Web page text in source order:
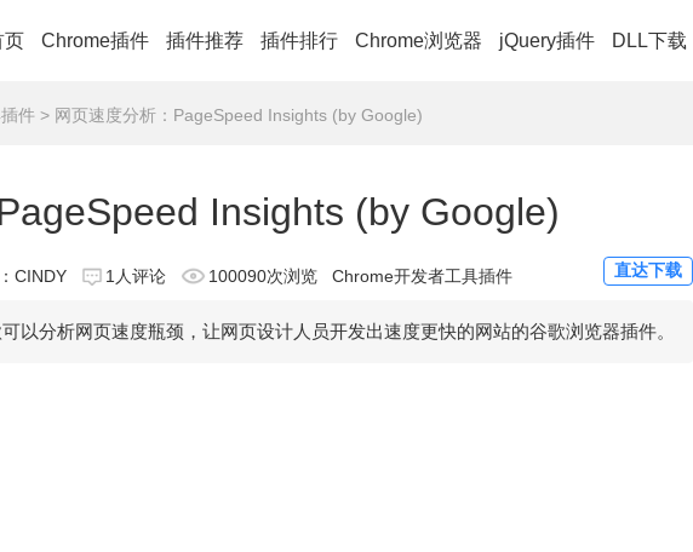
页 Chrome插件 插件推荐 插件排行 Chrome浏览器 jQuery插件 DLL下载
件 > 网页速度分析：PageSpeed Insights (by Google)
Insights (by Google)
CINDY 1人评论 100090次浏览 Chrome开发者工具插件 直达下载
以分析网页速度瓶颈，让网页设计人员开发出速度更快的网站的谷歌浏览器插件。